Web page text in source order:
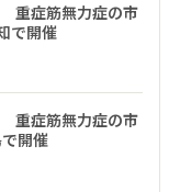
重症筋無力症の市
で開催
重症筋無力症の市
開催